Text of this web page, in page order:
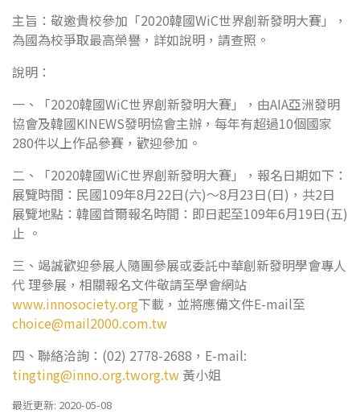
主旨：敬邀貴校參加「2020韓國WiC世界創新發明大賽」，
為國為校爭取最高榮譽，詳如說明，請查照。
說明：
一、「2020韓國WiC世界創新發明大賽」，由AIA亞洲發明
協會及韓國KINEWS發明協會主辦，每年有超過10個國家
280件以上作品參賽，歡迎參加。
二、「2020韓國WiC世界創新發明大賽」，報名日期如下：
展覽時間：民國109年8月22日(六)～8月23日(日)，共2日
展覽地點：韓國首爾報名時間：即日起至109年6月19日(五)
止 。
三、竭誠歡迎參展人隨團參展或委託中華創新發明學會專人
代 理參展，相關報名文件敬請至學會網站
www.innosociety.org下載，並將應備文件E-mail至
choice@mail2000.com.tw
四、聯絡洽詢：(02) 2778-2688，E-mail:
tingting@inno.org.tworg.tw 黃小姐
最近更新: 2020-05-08